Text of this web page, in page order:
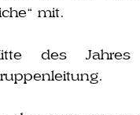
mit.
des